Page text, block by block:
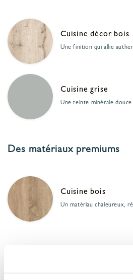
Cuisine décor bois
Une finition qui allie
Cuisine grise
Une teinte minérale douce
Des matériaux premiums
Cuisine bois
Un matériau chaleureux,